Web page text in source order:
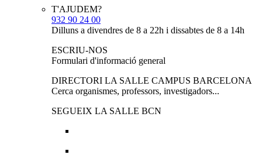
T'AJUDEM?
932 90 24 00
Dilluns a divendres de 8 a 22h i dissabtes de 8 a 14h
ESCRIU-NOS
Formulari d'informació general
DIRECTORI LA SALLE CAMPUS BARCELONA
Cerca organismes, professors, investigadors...
SEGUEIX LA SALLE BCN